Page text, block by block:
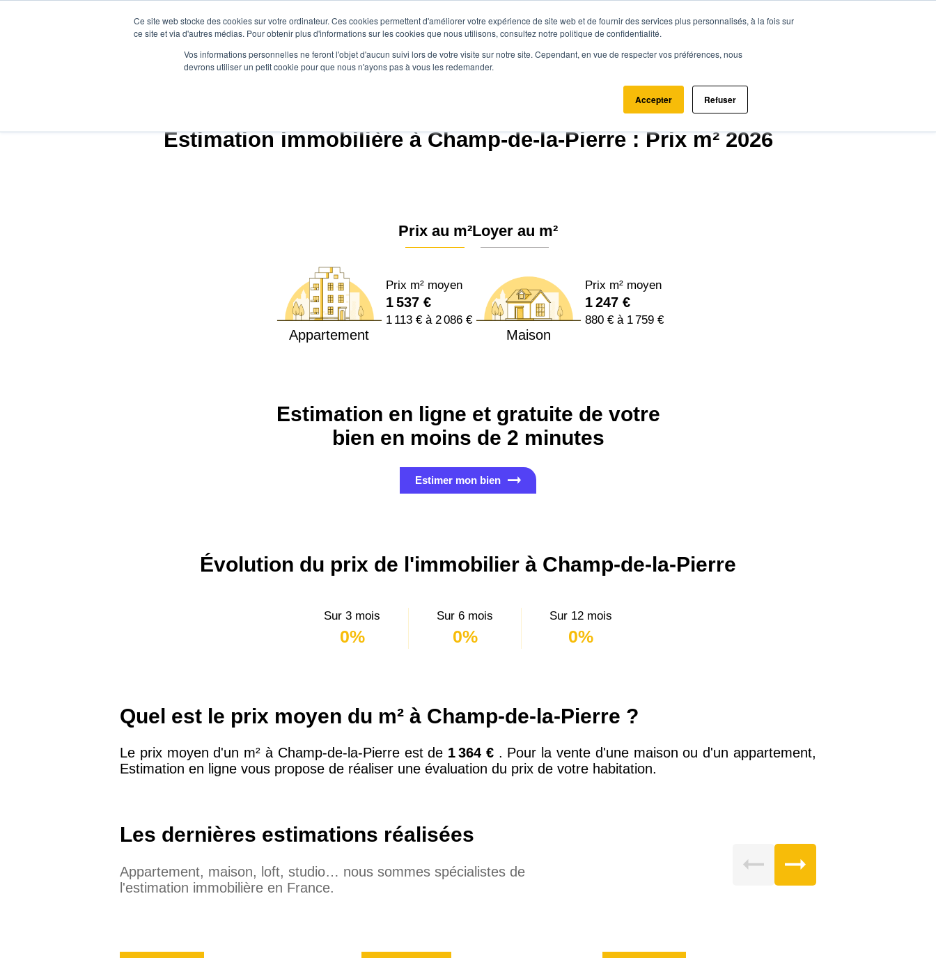
Ce site web stocke des cookies sur votre ordinateur. Ces cookies permettent d'améliorer votre expérience de site web et de fournir des services plus personnalisés, à la fois sur
ce site et via d'autres médias. Pour obtenir plus d'informations sur les cookies que nous utilisons, consultez notre politique de confidentialité.
Vos informations personnelles ne feront l'objet d'aucun suivi lors de votre visite sur notre site. Cependant, en vue de respecter vos préférences, nous
devrons utiliser un petit cookie pour que nous n'ayons pas à vous les redemander.
Accepter Refuser
Prix immobilier Vendre avec Agence.immo
Le Champ-de-la-Pierre (61320)
Estimation immobilière à Champ-de-la-Pierre : Prix m² 2026
Prix au m²
Appartement
Prix m² moyen
1 537 €
1 113 € à 2 086 €
Loyer au m²
Maison
Prix m² moyen
1 247 €
880 € à 1 759 €
Estimation en ligne et gratuite de votre
bien en moins de 2 minutes
Estimer mon bien
Évolution du prix de l'immobilier à Champ-de-la-Pierre
Sur 3 mois
0%
Sur 6 mois
0%
Sur 12 mois
0%
Quel est le prix moyen du m² à Champ-de-la-Pierre ?
Le prix moyen d'un m² à Champ-de-la-Pierre est de 1 364 € . Pour la vente d'une maison ou d'un appartement,
Estimation en ligne vous propose de réaliser une évaluation du prix de votre habitation.
Les dernières estimations réalisées
Appartement, maison, loft, studio… nous sommes spécialistes de
l'estimation immobilière en France.